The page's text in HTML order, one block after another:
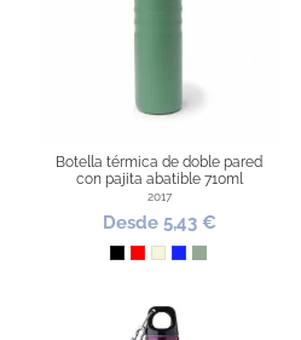
Botella térmica de doble pared
con pajita abatible 710ml
2017
Desde 5,43 €
Negro
RojoBeigeAzul Royal
Verde Salvia